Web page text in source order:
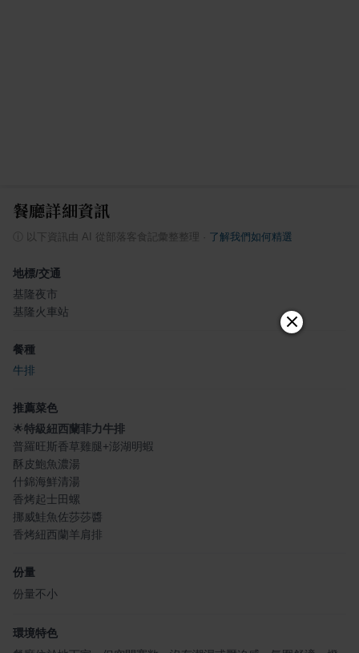
餐廳詳細資訊
以下資訊由 AI 從部落客食記彙整整理 了解我們如何精選
地標/交通
基隆夜市
基隆火車站
餐種
牛排
推薦菜色
🌟特級紐西蘭菲力牛排
普羅旺斯香草雞腿+澎湖明蝦
酥皮鮑魚濃湯
什錦海鮮清湯
香烤起士田螺
挪威鮭魚佐莎莎醬
香烤紐西蘭羊肩排
份量
份量不小
環境特色